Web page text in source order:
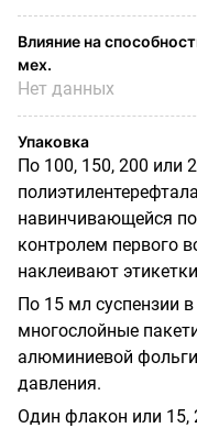
Влияние на
мех.
Нет данных
Упаковка
По 100, 150, 200 или
навинчивающейся
контролем первого
наклеивают
По 15 мл суспензии
многослойные
алюминиевой
давления.
Один флакон или 15,